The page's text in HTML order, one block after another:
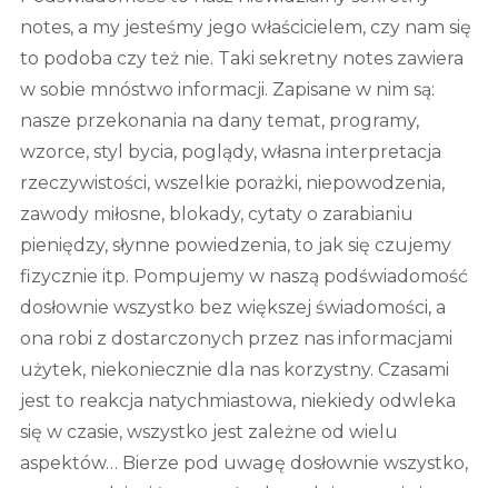
notes, a my jesteśmy jego właścicielem, czy nam się
to podoba czy też nie. Taki sekretny notes zawiera
w sobie mnóstwo informacji. Zapisane w nim są:
nasze przekonania na dany temat, programy,
wzorce, styl bycia, poglądy, własna interpretacja
rzeczywistości, wszelkie porażki, niepowodzenia,
zawody miłosne, blokady, cytaty o zarabianiu
pieniędzy, słynne powiedzenia, to jak się czujemy
fizycznie itp. Pompujemy w naszą podświadomość
dosłownie wszystko bez większej świadomości, a
ona robi z dostarczonych przez nas informacjami
użytek, niekoniecznie dla nas korzystny. Czasami
jest to reakcja natychmiastowa, niekiedy odwleka
się w czasie, wszystko jest zależne od wielu
aspektów… Bierze pod uwagę dosłownie wszystko,